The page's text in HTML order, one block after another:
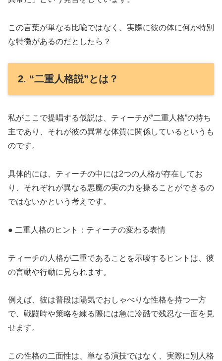
この言葉が単なる比喩ではなく、実際に彼の体に何か特別
な特徴があるのだとしたら？
2. “二重人格説”とは？
私がここで提唱する仮説は、ティーチが“二重人格”の持ち
主であり、それが彼の異常な体質に関係しているというも
のです。
具体的には、ティーチの中には2つの人格が存在してお
り、それぞれが異なる悪魔の実の力を操ることができるの
ではないかという考えです。
● 二重人格のヒント：ティーチの変わる表情
ティーチの人格が二重であることを示唆するヒントは、彼
の言動や行動に見られます。
例えば、彼は普段は陽気でおしゃべりな性格を持つ一方
で、戦闘時や策略を練る際には急に冷酷で残忍な一面を見
せます。
この性格の二面性は、単なる演技ではなく、実際に別人格